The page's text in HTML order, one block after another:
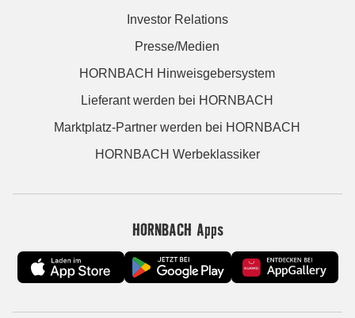
Investor Relations
Presse/Medien
HORNBACH Hinweisgebersystem
Lieferant werden bei HORNBACH
Marktplatz-Partner werden bei HORNBACH
HORNBACH Werbeklassiker
HORNBACH Apps